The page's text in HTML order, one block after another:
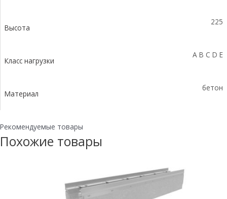
Z,Высота
225
Класс нагрузки
A B C D E
Материал
бетон
Рекомендуемые товары
Похожие товары